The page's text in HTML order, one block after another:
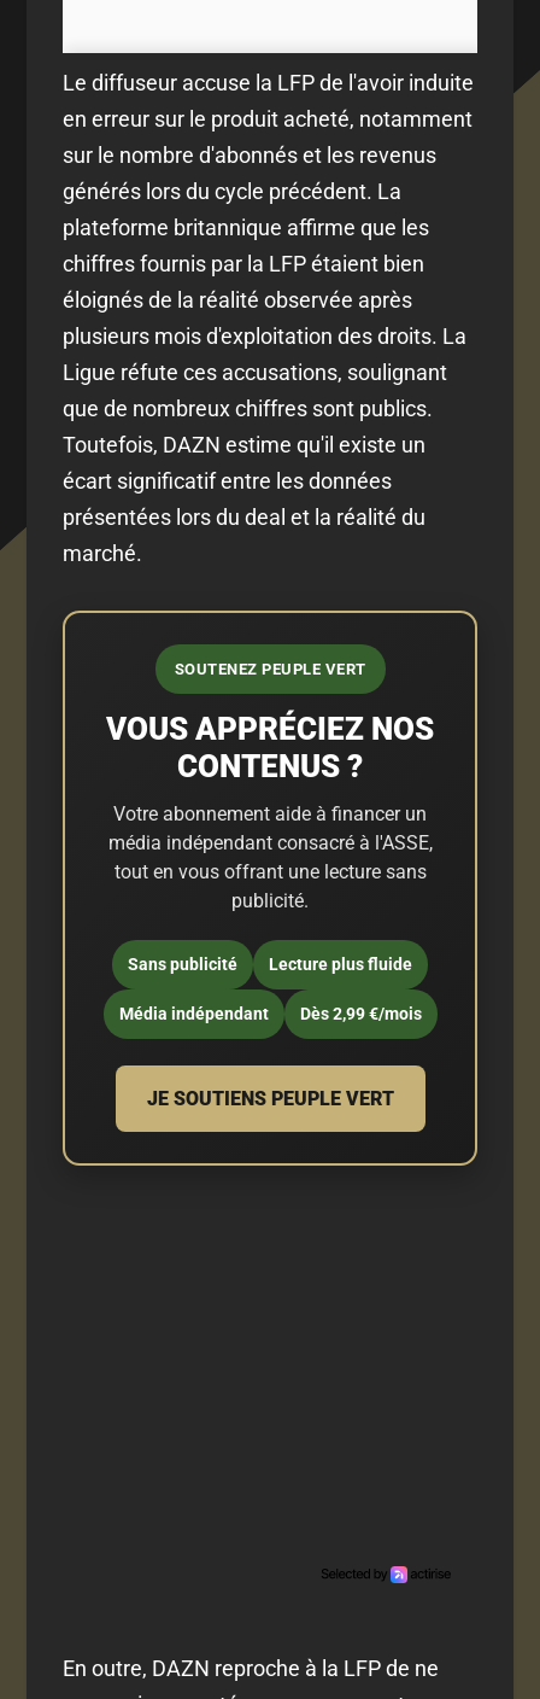
Le diffuseur accuse la LFP de l'avoir induite
en erreur sur le produit acheté, notamment
sur le nombre d'abonnés et les revenus
générés lors du cycle précédent. La
plateforme britannique affirme que les
chiffres fournis par la LFP étaient bien
éloignés de la réalité observée après
plusieurs mois d'exploitation des droits. La
Ligue réfute ces accusations, soulignant
que de nombreux chiffres sont publics.
Toutefois, DAZN estime qu'il existe un
écart significatif entre les données
présentées lors du deal et la réalité du
marché.
SOUTENEZ PEUPLE VERT
VOUS APPRÉCIEZ NOS
CONTENUS ?
Votre abonnement aide à financer un
média indépendant consacré à l'ASSE,
tout en vous offrant une lecture sans
publicité.
Sans publicité Lecture plus fluide
Média indépendant Dès 2,99 €/mois
JE SOUTIENS PEUPLE VERT
En outre, DAZN reproche à la LFP de ne